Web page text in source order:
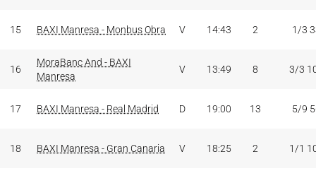
15 BAXI Manresa - Monbus Obra V 14:43 2 1/3
16
MoraBanc And - BAXI
Manresa
V 13:49 8 3/3
17 BAXI Manresa - Real Madrid D 19:00 13 5/9
18 BAXI Manresa - Gran Canaria V 18:25 2 1/1